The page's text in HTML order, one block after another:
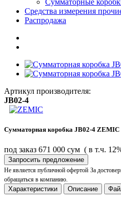
Средства измерения
Распродажа
Артикул производителя:
JB02-4
Сумматорная коробка JB02-4 ZEMIC
под заказ 671 000 сум ( в т.ч.
Запросить предложение
Не является публичной офертой За
обращаться в компанию.
Характеристики Описание